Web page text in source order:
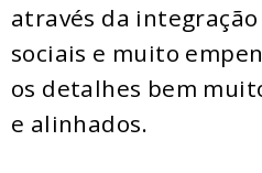
através da
sociais e muito
os detalhes bem
e alinhados.